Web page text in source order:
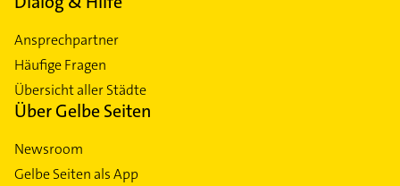
Ansprechpartner
Häufige Fragen
Übersicht aller Städte
Über Gelbe Seiten
Newsroom
Gelbe Seiten als App